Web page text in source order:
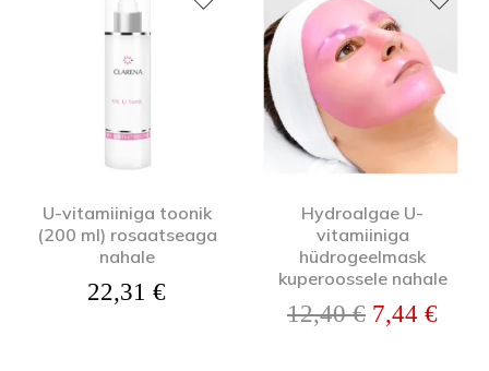
U-vitamiiniga toonik
(200 ml) rosaatseaga
nahale
22,31 €
Hydroalgae U-
vitamiiniga
hüdrogeelmask
kuperoossele nahale
12,40€ Algne
7,44 €